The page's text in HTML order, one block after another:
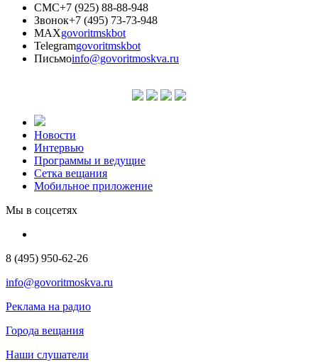
СМС+7 (925) 88-88-948
Звонок+7 (495) 73-73-948
MAXgovoritmskbot
Telegramgovoritmskbot
Письмоinfo@govoritmoskva.ru
Новости
Интервью
Программы и ведущие
Сетка вещания
Мобильное приложение
Мы в соцсетях
8 (495) 950-62-26
info@govoritmoskva.ru
Реклама на радио
Города вещания
Наши слушатели